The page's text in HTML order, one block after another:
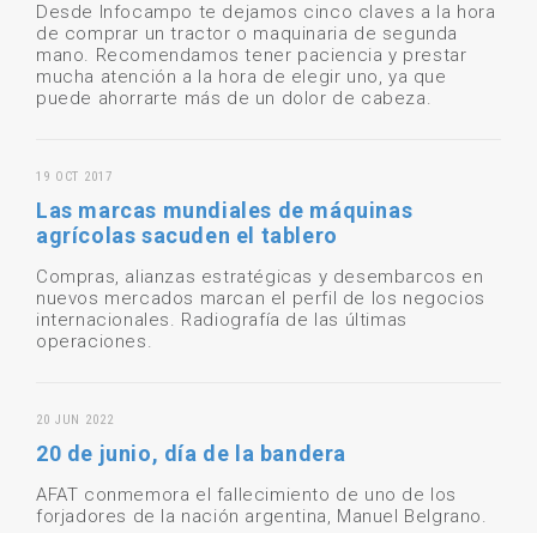
Desde Infocampo te dejamos cinco claves a la hora
de comprar un tractor o maquinaria de segunda
mano. Recomendamos tener paciencia y prestar
mucha atención a la hora de elegir uno, ya que
puede ahorrarte más de un dolor de cabeza.
19 OCT 2017
Las marcas mundiales de máquinas
agrícolas sacuden el tablero
Compras, alianzas estratégicas y desembarcos en
nuevos mercados marcan el perfil de los negocios
internacionales. Radiografía de las últimas
operaciones.
20 JUN 2022
20 de junio, día de la bandera
AFAT conmemora el fallecimiento de uno de los
forjadores de la nación argentina, Manuel Belgrano.